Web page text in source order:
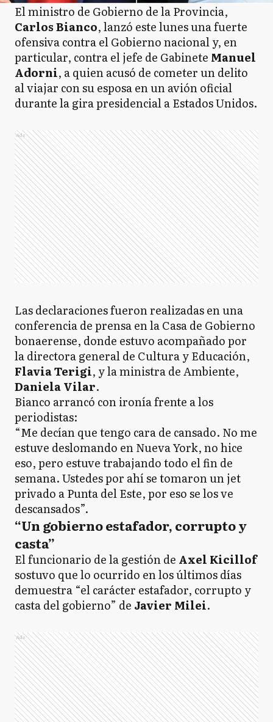
El ministro de Gobierno de la Provincia,
Carlos Bianco, lanzó este lunes una fuerte
ofensiva contra el Gobierno nacional y, en
particular, contra el jefe de Gabinete Manuel
Adorni, a quien acusó de cometer un delito
al viajar con su esposa en un avión oficial
durante la gira presidencial a Estados Unidos.
Ads
Las declaraciones fueron realizadas en una
conferencia de prensa en la Casa de Gobierno
bonaerense, donde estuvo acompañado por
la directora general de Cultura y Educación,
Flavia Terigi, y la ministra de Ambiente,
Daniela Vilar.
Bianco arrancó con ironía frente a los
periodistas:
“Me decían que tengo cara de cansado. No me
estuve deslomando en Nueva York, no hice
eso, pero estuve trabajando todo el fin de
semana. Ustedes por ahí se tomaron un jet
privado a Punta del Este, por eso se los ve
descansados”.
“Un gobierno estafador, corrupto y
casta”
El funcionario de la gestión de Axel Kicillof
sostuvo que lo ocurrido en los últimos días
demuestra “el carácter estafador, corrupto y
casta del gobierno” de Javier Milei.
Ads